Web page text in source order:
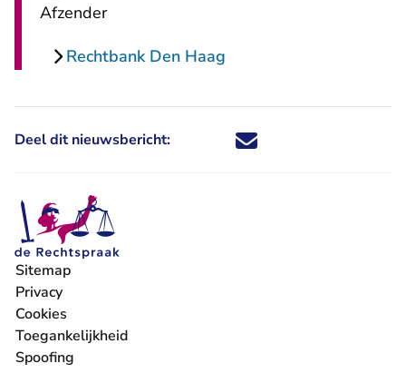
Afzender
Rechtbank Den Haag
Deel dit nieuwsbericht: Deel dit nieuwsbericht via X -
Deel dit nieuwsbericht via
Deel dit nieuwsbericht
Deel dit
Sitemap
Privacy
Cookies
Toegankelijkheid
Spoofing